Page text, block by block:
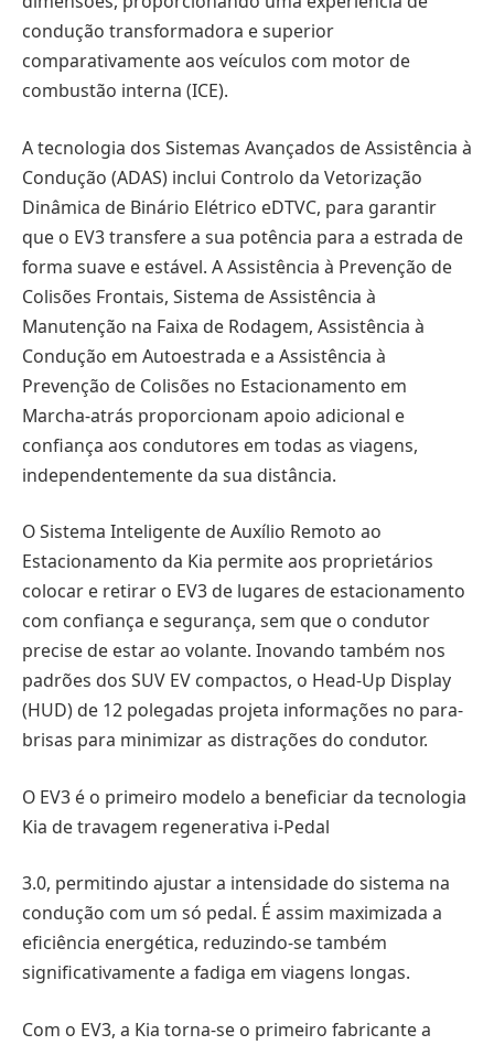
condução transformadora e superior
comparativamente aos veículos com motor de
combustão interna (ICE).
A tecnologia dos Sistemas Avançados de Assistência à
Condução (ADAS) inclui Controlo da Vetorização
Dinâmica de Binário Elétrico eDTVC, para garantir
que o EV3 transfere a sua potência para a estrada de
forma suave e estável. A Assistência à Prevenção de
Colisões Frontais, Sistema de Assistência à
Manutenção na Faixa de Rodagem, Assistência à
Condução em Autoestrada e a Assistência à
Prevenção de Colisões no Estacionamento em
Marcha-atrás proporcionam apoio adicional e
confiança aos condutores em todas as viagens,
independentemente da sua distância.
O Sistema Inteligente de Auxílio Remoto ao
Estacionamento da Kia permite aos proprietários
colocar e retirar o EV3 de lugares de estacionamento
com confiança e segurança, sem que o condutor
precise de estar ao volante. Inovando também nos
padrões dos SUV EV compactos, o Head-Up Display
(HUD) de 12 polegadas projeta informações no para-
brisas para minimizar as distrações do condutor.
O EV3 é o primeiro modelo a beneficiar da tecnologia
Kia de travagem regenerativa i-Pedal
3.0, permitindo ajustar a intensidade do sistema na
condução com um só pedal. É assim maximizada a
eficiência energética, reduzindo-se também
significativamente a fadiga em viagens longas.
Com o EV3, a Kia torna-se o primeiro fabricante a